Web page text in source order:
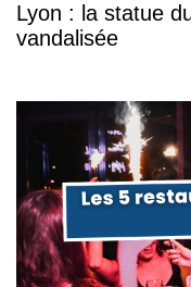
Lyon : la statue
vandalisée